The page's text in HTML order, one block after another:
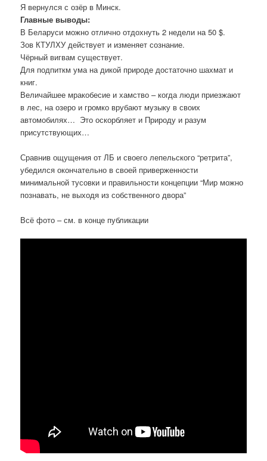
Я вернулся с озёр в Минск.
Главные выводы:
В Беларуси можно отлично отдохнуть 2 недели на 50 $.
Зов КТУЛХУ действует и изменяет сознание.
Чёрный вигвам существует.
Для подпиткм ума на дикой природе достаточно шахмат и
книг.
Величайшее мракобесие и хамство – когда люди приезжают
в лес, на озеро и громко врубают музыку в своих
автомобилях… Это оскорбляет и Природу и разум
присутствующих…
Сравнив ощущения от ЛБ и своего лепельского “ретрита”,
убедился окончательно в своей приверженности
минимальной тусовки и правильности концепции “Мир можно
познавать, не выходя из собственного двора”
Всё фото – см. в конце публикации